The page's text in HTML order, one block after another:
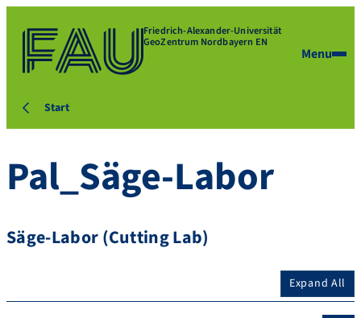
Friedrich-Alexander-Universität
GeoZentrum Nordbayern EN
Menu
Start
Pal_Säge-Labor
Säge-Labor (Cutting Lab)
Expand All